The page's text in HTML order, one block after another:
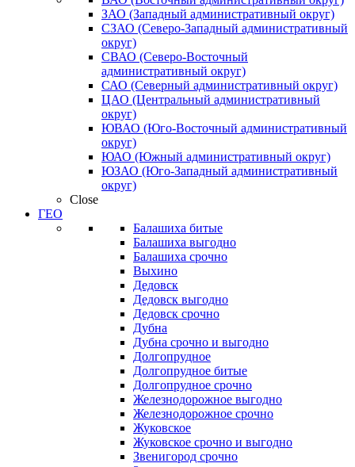
ЗАО (Западный административный округ)
СЗАО (Северо-Западный административный
округ)
СВАО (Северо-Восточный
административный округ)
САО (Северный административный округ)
ЦАО (Центральный административный
округ)
ЮВАО (Юго-Восточный административный
округ)
ЮАО (Южный административный округ)
ЮЗАО (Юго-Западный административный
округ)
Close
ГЕО
Балашиха битые
Балашиха выгодно
Балашиха срочно
Выхино
Дедовск
Дедовск выгодно
Дедовск срочно
Дубна
Дубна срочно и выгодно
Долгопрудное
Долгопрудное битые
Долгопрудное срочно
Железнодорожное выгодно
Железнодорожное срочно
Жуковское
Жуковское срочно и выгодно
Звенигород срочно